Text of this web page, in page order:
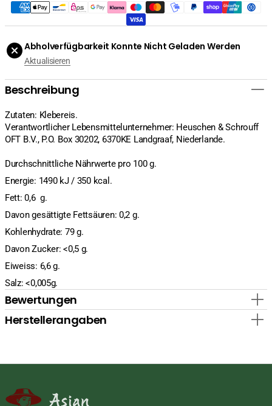
Better,
1kg
verringern
Better,
erhöhen
Abholverfügbarkeit Konnte Nicht Geladen Werden
Aktualisieren
Beschreibung
Zutaten: Klebereis.
Verantwortlicher Lebensmittelunternehmer: Heuschen & Schrouff
OFT B.V., P.O. Box 30202, 6370KE Landgraaf, Niederlande.
Durchschnittliche Nährwerte pro 100 g.
Energie: 1490 kJ / 350 kcal.
Fett: 0,6 g.
Davon gesättigte Fettsäuren: 0,2 g.
Kohlenhydrate: 79 g.
Davon Zucker: <0,5 g.
Eiweiss: 6,6 g.
Salz: <0,005g.
Bewertungen
Herstellerangaben